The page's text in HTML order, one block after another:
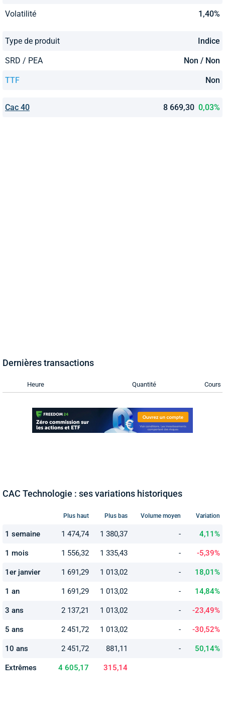
Volatilité 1,40%
Type de produit Indice
SRD / PEA Non / Non
TTF Non
Cac 40 8 669,30 0,03%
Dernières transactions
Heure Quantité Cours
CAC Technologie : ses variations historiques
Plus haut Plus bas Volume moyen Variation
1 semaine 1 474,74 1 380,37 - 4,11%
1 mois 1 556,32 1 335,43 - -5,39%
1er janvier 1 691,29 1 013,02 - 18,01%
1 an 1 691,29 1 013,02 - 14,84%
3 ans 2 137,21 1 013,02 - -23,49%
5 ans 2 451,72 1 013,02 - -30,52%
10 ans 2 451,72 881,11 - 50,14%
Extrêmes 4 605,17 315,14